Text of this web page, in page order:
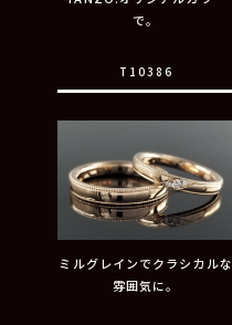
で。
T10386
ミルグレインでクラシカルな
雰囲気に。